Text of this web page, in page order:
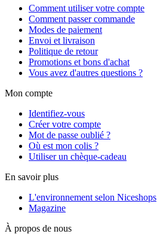
Comment utiliser votre compte
Comment passer commande
Modes de paiement
Envoi et livraison
Politique de retour
Promotions et bons d'achat
Vous avez d'autres questions ?
Mon compte
Identifiez-vous
Créer votre compte
Mot de passe oublié ?
Où est mon colis ?
Utiliser un chèque-cadeau
En savoir plus
L'environnement selon Niceshops
Magazine
À propos de nous